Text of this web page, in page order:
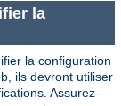
la
la configuration
ils devront utiliser
Assurez-